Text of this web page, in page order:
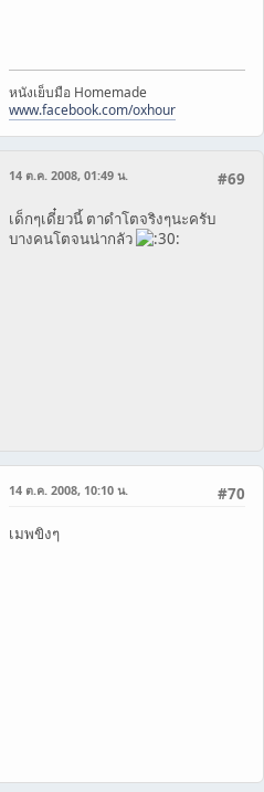
หนังเย็บมือ Homemade
www.facebook.com/oxhour
#69
14 ต.ค. 2008, 01:49 น.
เด็กๆเดี๋ยวนี้ ตาดำโตจริงๆนะครับ
บางคนโตจนน่ากลัว
#70
14 ต.ค. 2008, 10:10 น.
เมพขิงๆ